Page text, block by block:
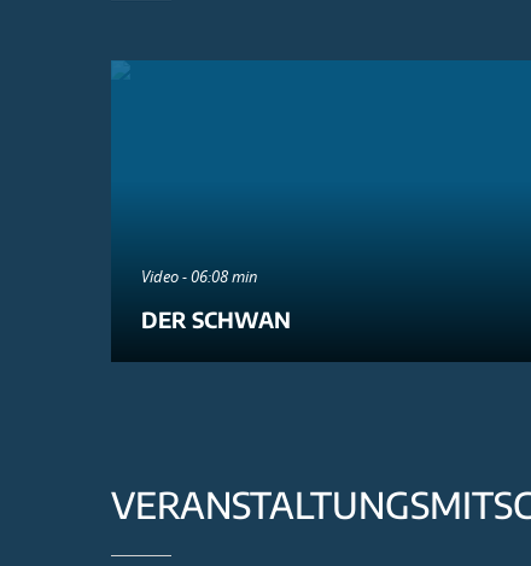
Video - 06:08 min
DER SCHWAN